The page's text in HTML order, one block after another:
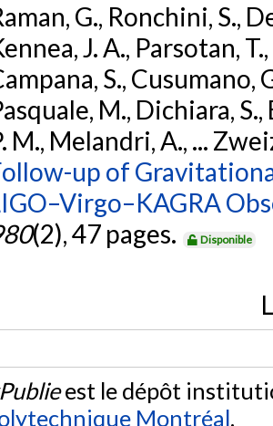
G., Ronchini, S.,
J. A., Parsotan,
S., Cusumano,
M., Dichiara,
M., Melandri, A., ...
up of
(2), 47 pages. Disponible
est le dépôt
Montréal.